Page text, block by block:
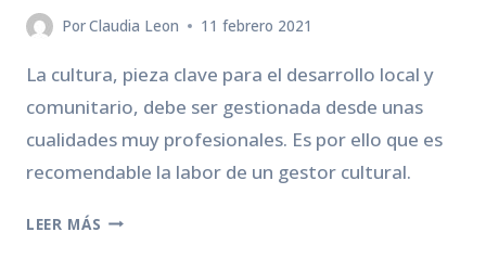
PorClaudia Leon 11 febrero 2021
La cultura, pieza clave para el desarrollo local y
comunitario, debe ser gestionada desde unas
cualidades muy profesionales. Es por ello que es
recomendable la labor de un gestor cultural.
LEER MÁS GESTIÓN